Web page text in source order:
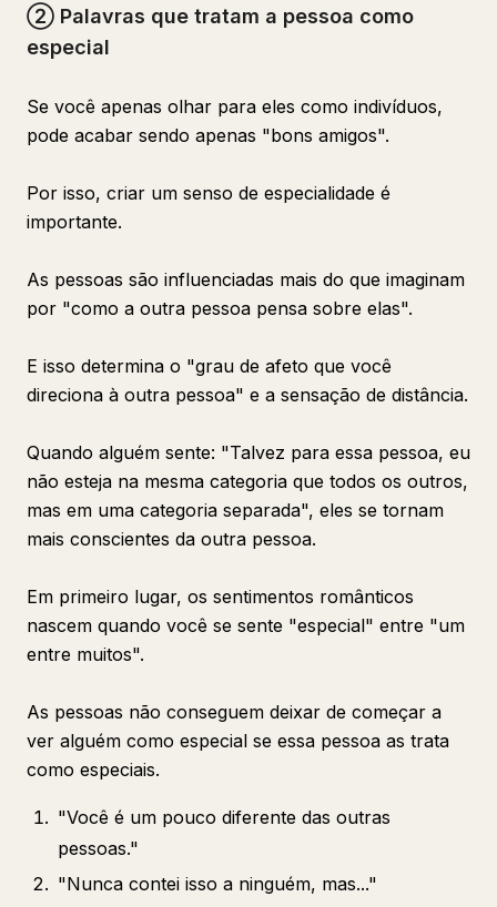
② Palavras que tratam a pessoa como
especial
Se você apenas olhar para eles como indivíduos,
pode acabar sendo apenas "bons amigos".
Por isso, criar um senso de especialidade é
importante.
As pessoas são influenciadas mais do que imaginam
por "como a outra pessoa pensa sobre elas".
E isso determina o "grau de afeto que você
direciona à outra pessoa" e a sensação de distância.
Quando alguém sente: "Talvez para essa pessoa, eu
não esteja na mesma categoria que todos os outros,
mas em uma categoria separada", eles se tornam
mais conscientes da outra pessoa.
Em primeiro lugar, os sentimentos românticos
nascem quando você se sente "especial" entre "um
entre muitos".
As pessoas não conseguem deixar de começar a
ver alguém como especial se essa pessoa as trata
como especiais.
"Você é um pouco diferente das outras
pessoas."
"Nunca contei isso a ninguém, mas..."